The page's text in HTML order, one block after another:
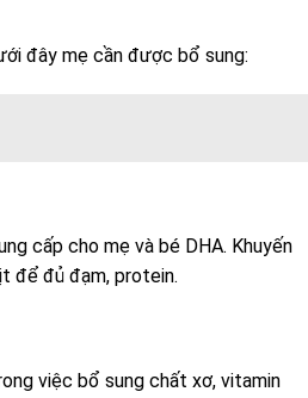
đây mẹ cần được bổ sung:
cấp cho mẹ và bé DHA. Khuyến
để đủ đạm, protein.
việc bổ sung chất xơ, vitamin